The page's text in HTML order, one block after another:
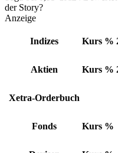
der Story?
Anzeige
Indizes Kurs %
Aktien Kurs %
Xetra-Orderbuch
Fonds Kurs %